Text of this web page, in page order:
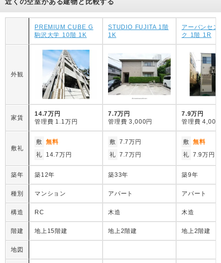
PREMIUM CUBE G
駒沢大学 10階 1K
STUDIO FUJITA 1階
1K
アーバンセン
ク 1階 1R
外観
家賃
14.7万円
管理費 1.1万円
7.7万円
管理費 3,000円
7.9万円
管理費 4,000
敷礼
敷 無料
礼
14.7万円
敷 7.7万円
礼 7.7万円
敷 無料
礼 7.9万円
築年 築12年 築33年 築9年
種別 マンション アパート アパート
構造 RC 木造 木造
階建 地上15階建 地上2階建 地上2階建
地図